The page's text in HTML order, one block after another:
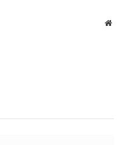
Website